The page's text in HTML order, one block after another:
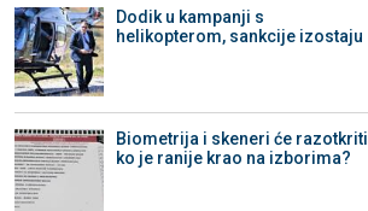
Dodik u kampanji s
helikopterom, sankcije izostaju
Biometrija i skeneri će razotkriti
ko je ranije krao na izborima?